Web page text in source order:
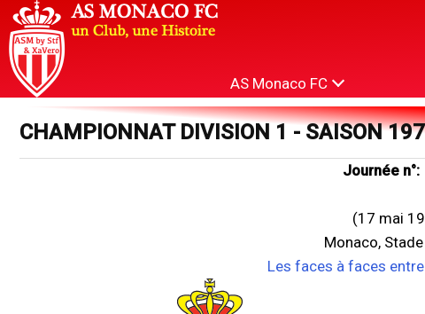
AS Monaco FC
CHAMPIONNAT DIVISION 1 - SAISON
Journée n°:
(17 mai
Monaco,
Les faces à faces